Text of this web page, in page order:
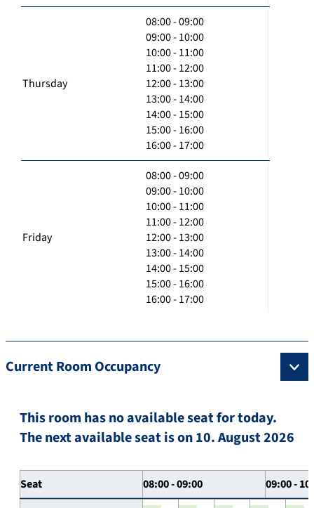
Thursday
08:00 - 09:00
09:00 - 10:00
10:00 - 11:00
11:00 - 12:00
12:00 - 13:00
13:00 - 14:00
14:00 - 15:00
15:00 - 16:00
16:00 - 17:00
Friday
08:00 - 09:00
09:00 - 10:00
10:00 - 11:00
11:00 - 12:00
12:00 - 13:00
13:00 - 14:00
14:00 - 15:00
15:00 - 16:00
16:00 - 17:00
Current Room Occupancy
This room has no available seat for today.
The next available seat is on 10. August 2026
Seat 08:00 - 09:00 09:00 -